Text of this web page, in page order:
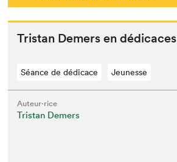
Tris­tan Demers en dédicaces
Séance de dédicace Jeunesse
Auteur·rice
Tristan Demers